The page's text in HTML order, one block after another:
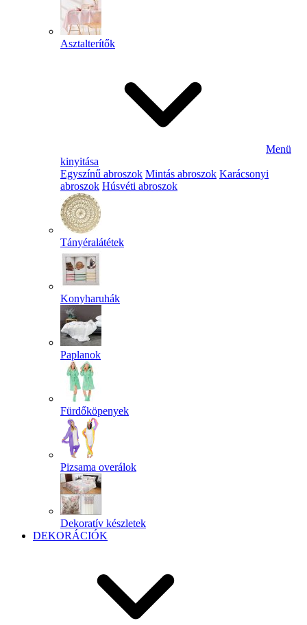
Asztalterítők
Menü
kinyitása
Egyszínű abroszok Mintás abroszok Karácsonyi
abroszok Húsvéti abroszok
Tányéralátétek
Konyharuhák
Paplanok
Fürdőköpenyek
Pizsama overálok
Dekoratív készletek
DEKORÁCIÓK